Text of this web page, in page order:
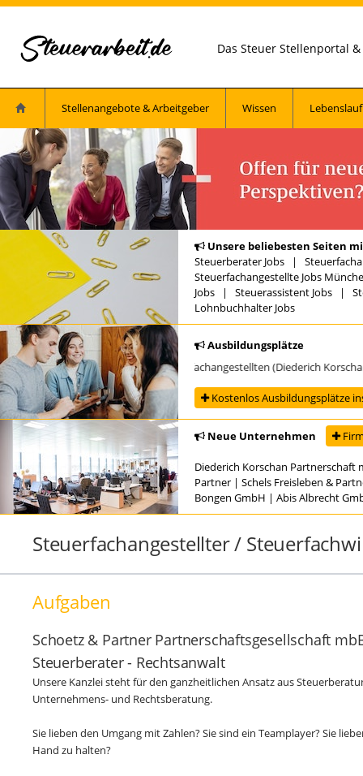
Das Steuer Stellenportal
Stellenangebote & Arbeitgeber Wissen Lebenslauf
Unsere beliebesten Seiten
Steuerberater Jobs |
Steuerfachangestellte Jobs
Jobs | Steuerassistent Jobs |
Lohnbuchhalter Jobs
Ausbildungsplätze
Ausbildung zur/zum Steuerfachangestellten (Diederich Korschan
Kostenlos Ausbildungsplätze
Neue Unternehmen
Diederich Korschan Partnerschaft
Partner | Schels Freisleben &
Bongen GmbH | Abis Albrecht
Steuerfachangestellter /
Aufgaben
Schoetz & Partner Partnerschaftsgesellschaft
Steuerberater - Rechtsanwalt
Unsere Kanzlei steht für den ganzheitlichen Ansatz aus
Unternehmens- und Rechtsberatung.
Sie lieben den Umgang mit Zahlen? Sie sind ein Teamplayer? Sie
Hand zu halten?